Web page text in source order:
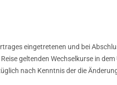
eingetretenen und bei
geltenden Wechselkurse in
nach Kenntnis der die